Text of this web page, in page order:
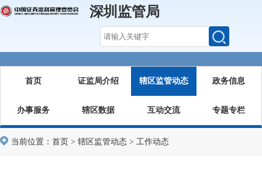
深圳监管局
首页 证监局介绍 辖区监管动态 政务信息
办事服务 辖区数据 互动交流 专题专栏
当前位置： 首页 > 辖区监管动态 > 工作动态